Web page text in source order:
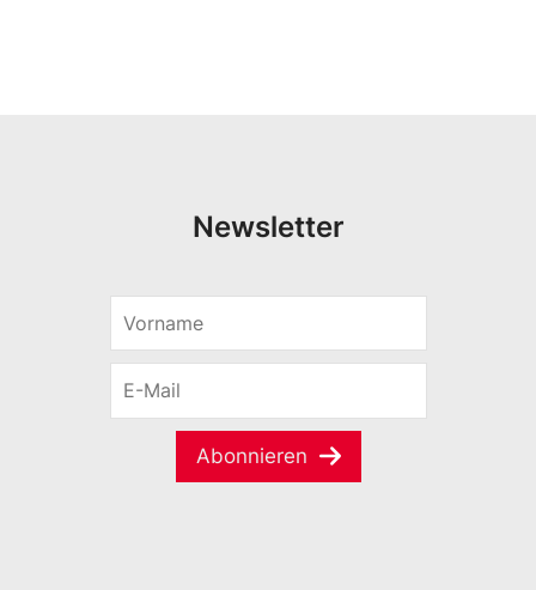
Newsletter
r
m
M
Abonnieren